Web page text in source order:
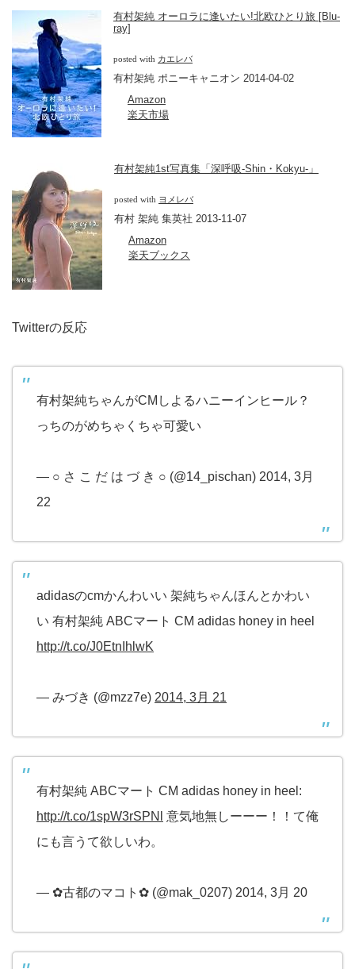
有村架純 オーロラに逢いたい!北欧ひとり旅 [Blu-
ray]
posted with カエレバ
有村架純 ポニーキャニオン 2014-04-02
Amazon
楽天市場
有村架純1st写真集「深呼吸-Shin・Kokyu-」
posted with ヨメレバ
有村 架純 集英社 2013-11-07
Amazon
楽天ブックス
Twitterの反応
有村架純ちゃんがCMしよるハニーインヒール？
っちのがめちゃくちゃ可愛い
— ○ さ こ だ は づ き ○ (@14_pischan) 2014, 3月
22
adidasのcmかんわいい 架純ちゃんほんとかわい
い 有村架純 ABCマート CM adidas honey in heel
http://t.co/J0EtnIhlwK
— みづき (@mzz7e) 2014, 3月 21
有村架純 ABCマート CM adidas honey in heel:
http://t.co/1spW3rSPNl
意気地無しーーー！！て俺
にも言うて欲しいわ。
— ✿古都のマコト✿ (@mak_0207) 2014, 3月 20